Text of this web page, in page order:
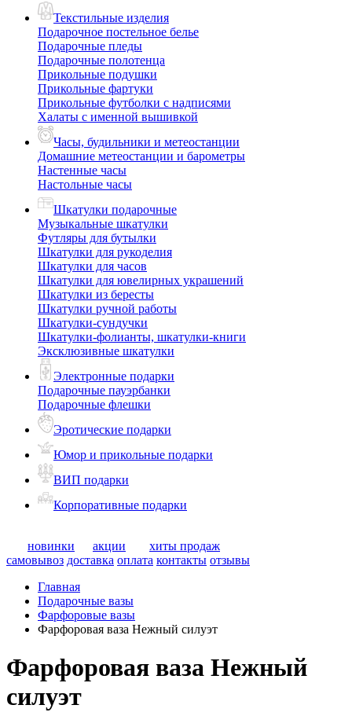
Текстильные изделия
Подарочное постельное белье
Подарочные пледы
Подарочные полотенца
Прикольные подушки
Прикольные фартуки
Прикольные футболки с надписями
Халаты с именной вышивкой
Часы, будильники и метеостанции
Домашние метеостанции и барометры
Настенные часы
Настольные часы
Шкатулки подарочные
Музыкальные шкатулки
Футляры для бутылки
Шкатулки для рукоделия
Шкатулки для часов
Шкатулки для ювелирных украшений
Шкатулки из бересты
Шкатулки ручной работы
Шкатулки-сундучки
Шкатулки-фолианты, шкатулки-книги
Эксклюзивные шкатулки
Электронные подарки
Подарочные пауэрбанки
Подарочные флешки
Эротические подарки
Юмор и прикольные подарки
ВИП подарки
Корпоративные подарки
новинки акции
хиты продаж
самовывоз доставка оплата контакты отзывы
Главная
Подарочные вазы
Фарфоровые вазы
Фарфоровая ваза Нежный силуэт
Фарфоровая ваза Нежный
силуэт